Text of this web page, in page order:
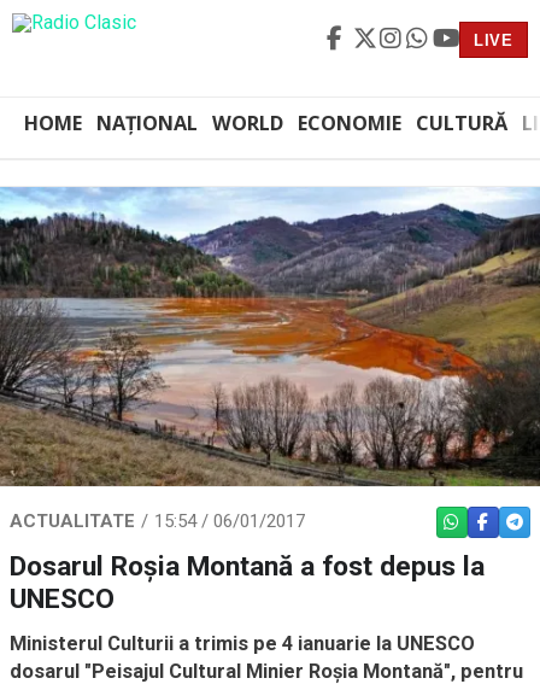
LIVE
HOME NAȚIONAL WORLD ECONOMIE CULTURĂ
ACTUALITATE 15:54 / 06/01/2017 WHATSAPP
Dosarul Roşia Montană a fost depus la
UNESCO
Ministerul Culturii a trimis pe 4 ianuarie la UNESCO
dosarul "Peisajul Cultural Minier Roşia Montană", pentru